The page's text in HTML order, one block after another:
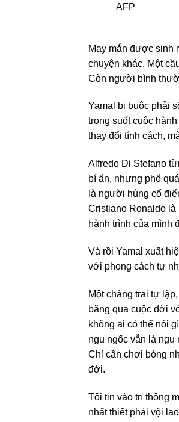
May mắn được sinh
chuyện khác. Một
Còn người bình
Yamal bị buộc phải
trong suốt cuộc
thay đổi tính cách,
Alfredo Di Stefano
bí ẩn, nhưng phổ
là người hùng cổ
Cristiano Ronaldo
hành trình của mình
Và rồi Yamal xuất
với phong cách tự
Một chàng trai tự
băng qua cuộc đời
không ai có thể nói
ngu ngốc vẫn là ngu
Chỉ cần chơi bóng
đời.
Tôi tin vào trí thông
nhất thiết phải vội